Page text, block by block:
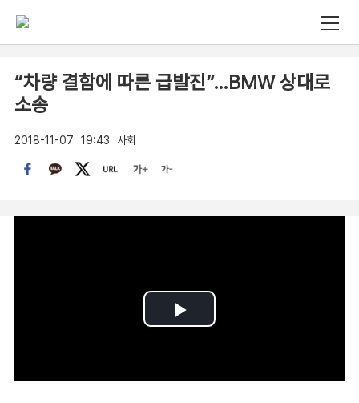
“차량 결함에 따른 급발진”…BMW 상대로
소송
2018-11-07 19:43 사회